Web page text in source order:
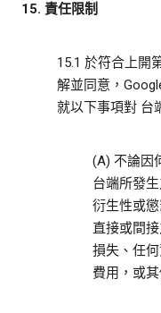
15. 責任限制
15.1 於符合上開
解並同意，
就以下事項對 台
(A) 不論因
台端所發
衍生性或
直接或間
損失、任
費用，或